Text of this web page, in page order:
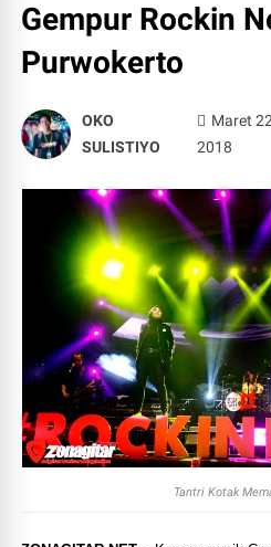
Gempur Rockin
Purwokerto
OKO
SULISTIYO
Maret
2018
Tantri Kotak